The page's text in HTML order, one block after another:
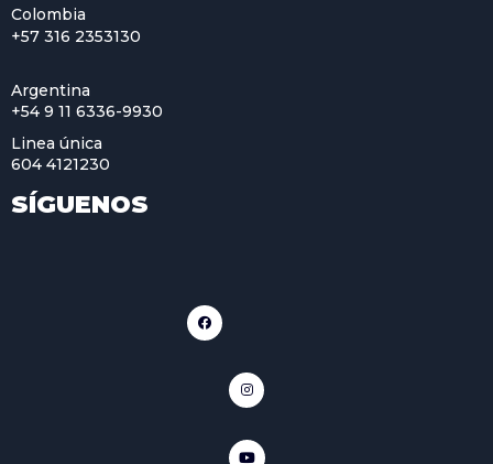
Colombia
+57 316 2353130
Argentina
+54 9 11 6336-9930
Linea única
604 4121230
SÍGUENOS